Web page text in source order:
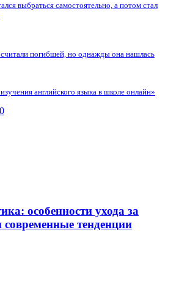
выбраться самостоятельно, а потом стал
погибшей, но однажды она нашлась
английского языка в школе онлайн»
0
особенности ухода за
тенденции